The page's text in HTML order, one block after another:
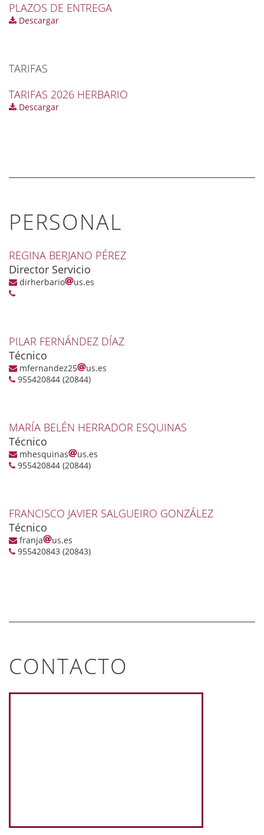
PLAZOS DE ENTREGA
Descargar
TARIFAS
TARIFAS 2026 HERBARIO
Descargar
PERSONAL
REGINA BERJANO PÉREZ
Director Servicio
dirherbario us.es
PILAR FERNÁNDEZ DÍAZ
Técnico
mfernandez25
us.es
955420844 (20844)
MARÍA BELÉN HERRADOR ESQUINAS
Técnico
mhesquinas
us.es
955420844 (20844)
FRANCISCO JAVIER SALGUEIRO GONZÁLEZ
Técnico
franja
us.es
955420843 (20843)
CONTACTO